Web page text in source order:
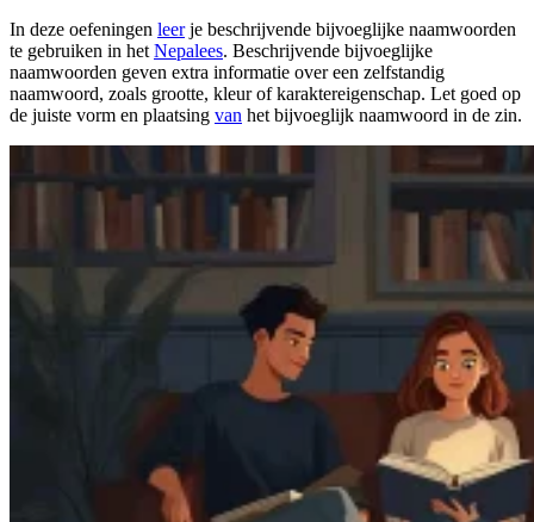
In deze oefeningen leerje beschrijvende bijvoeglijke naamwoorden
te gebruiken in het Nepalees. Beschrijvende bijvoeglijke
naamwoorden geven extra informatie over een zelfstandig
naamwoord, zoals grootte, kleur of karaktereigenschap. Let goed op
de juiste vorm en plaatsing van het bijvoeglijk naamwoord in de zin.